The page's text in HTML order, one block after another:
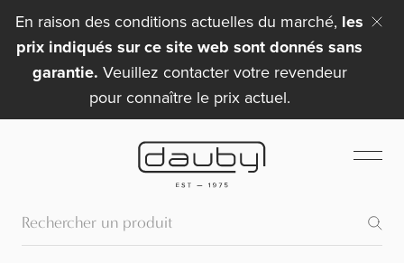
En raison des conditions actuelles du marché, les
prix indiqués sur ce site web sont donnés sans
garantie. Veuillez contacter votre revendeur
pour connaître le prix actuel.